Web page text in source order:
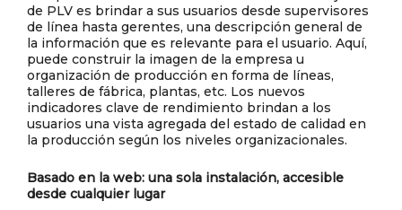
de PLV es brindar a sus usuarios desde supervisores
de línea hasta gerentes, una descripción general de
la información que es relevante para el usuario. Aquí,
puede construir la imagen de la empresa u
organización de producción en forma de líneas,
talleres de fábrica, plantas, etc. Los nuevos
indicadores clave de rendimiento brindan a los
usuarios una vista agregada del estado de calidad en
la producción según los niveles organizacionales.
Basado en la web: una sola instalación, accesible
desde cualquier lugar